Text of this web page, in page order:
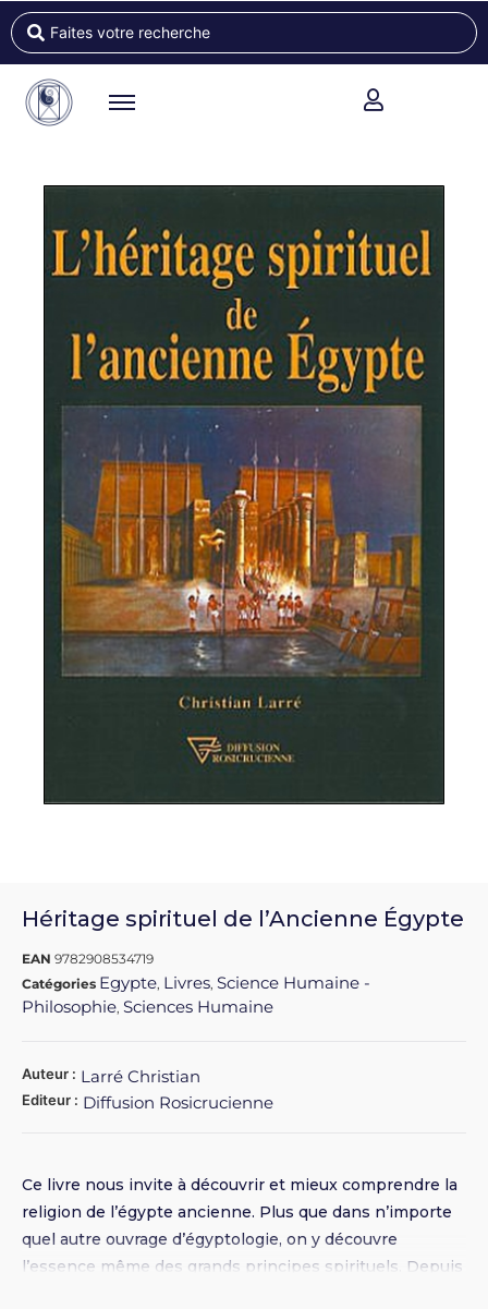
Héritage spirituel de l’Ancienne Égypte
EAN 9782908534719
Catégories Egypte, Livres, Science Humaine -
Philosophie, Sciences Humaine
Auteur : Larré Christian
Editeur : Diffusion Rosicrucienne
Ce livre nous invite à découvrir et mieux comprendre la
religion de l’égypte ancienne. Plus que dans n’importe
quel autre ouvrage d’égyptologie, on y découvre
l’essence même des grands principes spirituels. Depuis